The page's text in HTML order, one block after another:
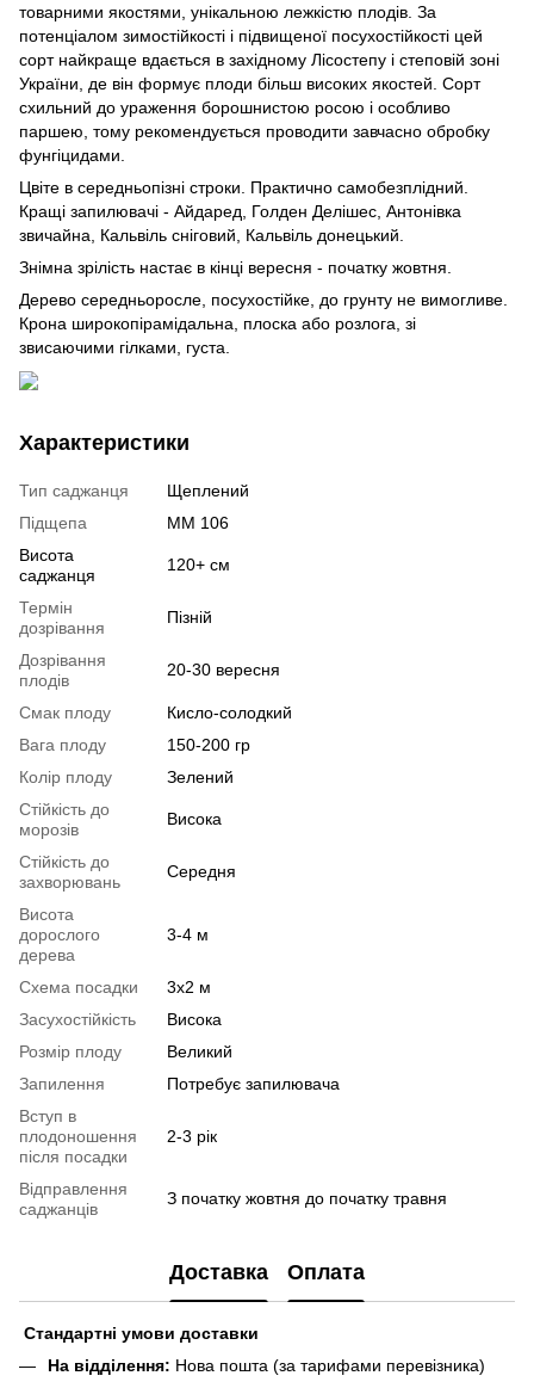
товарними якостями, унікальною лежкістю плодів. За
потенціалом зимостійкості і підвищеної посухостійкості цей
сорт найкраще вдається в західному Лісостепу і степовій зоні
України, де він формує плоди більш високих якостей. Сорт
схильний до ураження борошнистою росою і особливо
паршею, тому рекомендується проводити завчасно обробку
фунгіцидами.
Цвіте в середньопізні строки. Практично самобезплідний.
Кращі запилювачі - Айдаред, Голден Делішес, Антонівка
звичайна, Кальвіль сніговий, Кальвіль донецький.
Знімна зрілість настає в кінці вересня - початку жовтня.
Дерево середньоросле, посухостійке, до грунту не вимогливе.
Крона широкопірамідальна, плоска або розлога, зі
звисаючими гілками, густа.
Характеристики
Тип саджанця
Щеплений
Підщепа
ММ 106
Висота
саджанця
120+ см
Термін
дозрівання
Пізній
Дозрівання
плодів
20-30 вересня
Смак плоду
Кисло-солодкий
Вага плоду
150-200 гр
Колір плоду
Зелений
Стійкість до
морозів
Висока
Стійкість до
захворювань
Середня
Висота
дорослого
дерева
3-4 м
Схема посадки
3х2 м
Засухостійкість
Висока
Розмір плоду
Великий
Запилення
Потребує запилювача
Вступ в
плодоношення
після посадки
2-3 рік
Відправлення
саджанців
З початку жовтня до початку травня
Доставка Оплата
Стандартні умови доставки
На відділення: Нова пошта (за тарифами перевізника)